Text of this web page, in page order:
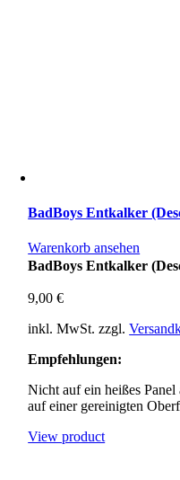
BadBoys Entkalker
Warenkorb ansehen
BadBoys Entkalker
9,00€
inkl. MwSt. zzgl.
Empfehlungen:
Nicht auf ein heißes Panel
auf einer gereinigten
View product